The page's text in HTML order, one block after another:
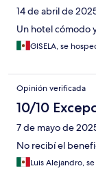
14 de abril de
Un hotel cómodo
GISELA, se
Opinión verificada
10/10
7 de mayo de
No recibí el
Luis Alejandro,